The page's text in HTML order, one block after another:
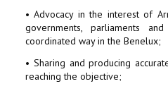
• Advocacy in the interest of
governments, parliaments
coordinated way in the Benelux;
• Sharing and producing
reaching the objective;